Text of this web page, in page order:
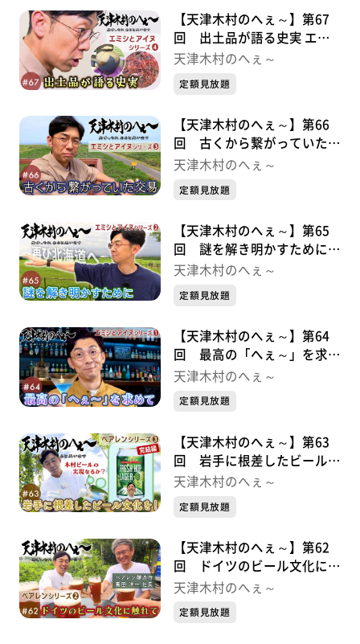
【天津木村のへぇ～】第67
回 出土品が語る史実 エミ
シとアイヌシリーズ➃
天津木村のへぇ～
定額見放題
【天津木村のへぇ～】第66
回 古くから繋がっていた交
易 エミシとアイヌシリーズ
天津木村のへぇ～
定額見放題
【天津木村のへぇ～】第65
回 謎を解き明かすために
エミシとアイヌシリーズ②
天津木村のへぇ～
定額見放題
【天津木村のへぇ～】第64
回 最高の「へぇ～」を求め
て エミシとアイヌシリーズ➀
天津木村のへぇ～
定額見放題
【天津木村のへぇ～】第63
回 岩手に根差したビール文
化を！ べアレンシリーズ③
天津木村のへぇ～
定額見放題
【天津木村のへぇ～】第62
回 ドイツのビール文化に触
れて べアレンシリーズ②
天津木村のへぇ～
定額見放題